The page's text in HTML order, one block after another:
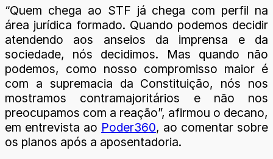
“Quem chega ao STF já chega com perfil na
área jurídica formado. Quando podemos decidir
atendendo aos anseios da imprensa e da
sociedade, nós decidimos. Mas quando não
podemos, como nosso compromisso maior é
com a supremacia da Constituição, nós nos
mostramos contramajoritários e não nos
preocupamos com a reação”, afirmou o decano,
em entrevista ao Poder360, ao comentar sobre
os planos após a aposentadoria.